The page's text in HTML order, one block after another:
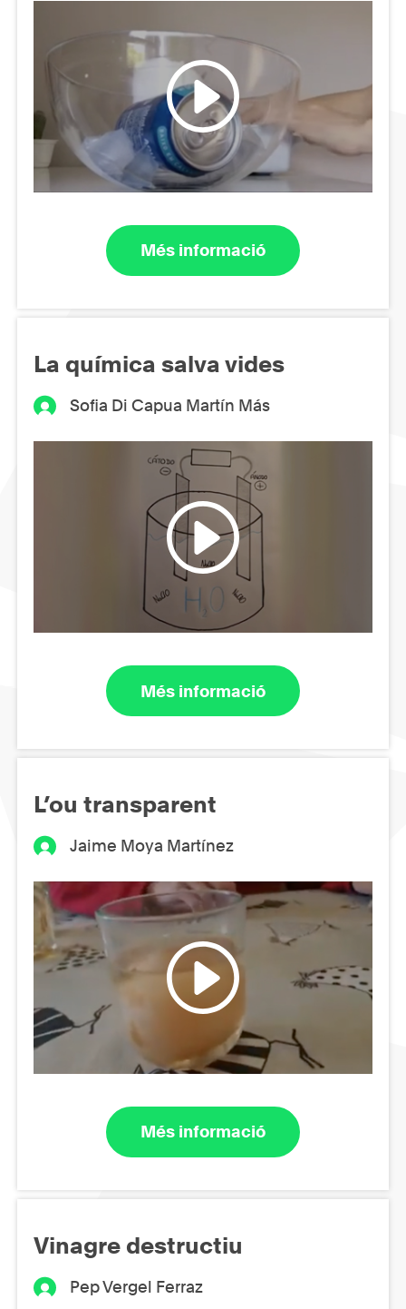
Més informació
La química salva vides
Sofia Di Capua Martín Más
Més informació
L’ou transparent
Jaime Moya Martínez
Més informació
Vinagre destructiu
Pep Vergel Ferraz